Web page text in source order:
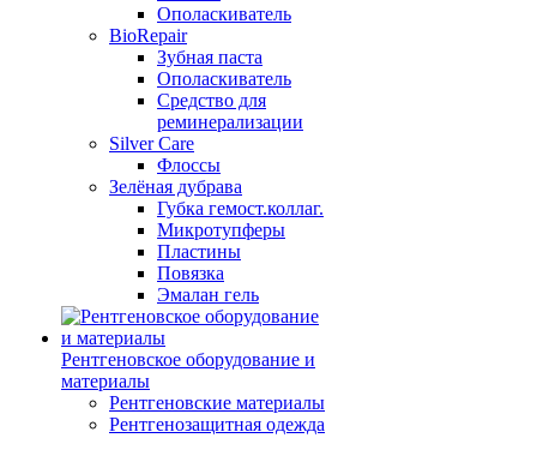
Ополаскиватель
BioRepair
Зубная паста
Ополаскиватель
Средство для
реминерализации
Silver Care
Флоссы
Зелёная дубрава
Губка гемост.коллаг.
Микротупферы
Пластины
Повязка
Эмалан гель
Рентгеновское оборудование и
материалы
Рентгеновские материалы
Рентгенозащитная одежда